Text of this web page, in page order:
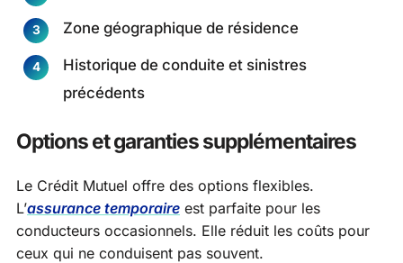
Zone géographique de résidence
Historique de conduite et sinistres
précédents
Options et garanties supplémentaires
Le Crédit Mutuel offre des options flexibles.
L’assurance temporaire est parfaite pour les
conducteurs occasionnels. Elle réduit les coûts pour
ceux qui ne conduisent pas souvent.